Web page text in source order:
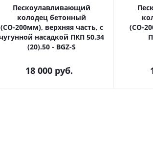
Пескоулавливающий
колодец бетонный
(СО-200мм), верхняя часть, с
насадкой ПКП 50.34
(20).50 - BGZ-S
18 000руб.
(СО-